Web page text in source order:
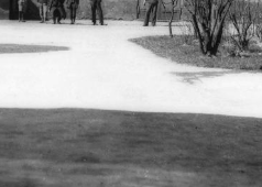
Budapest XI.
tó, háttérben a Gellért-hegy, jobbra fent a Citadella. A felvétel 1894-ben készült.